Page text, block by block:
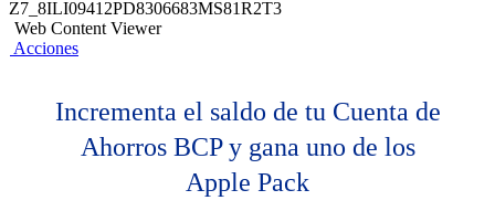
Z7_8ILI09412PD8306683MS81R2T3
Web Content Viewer
Acciones
Incrementa el saldo de tu Cuenta de
Ahorros BCP y gana uno de los
Apple Pack